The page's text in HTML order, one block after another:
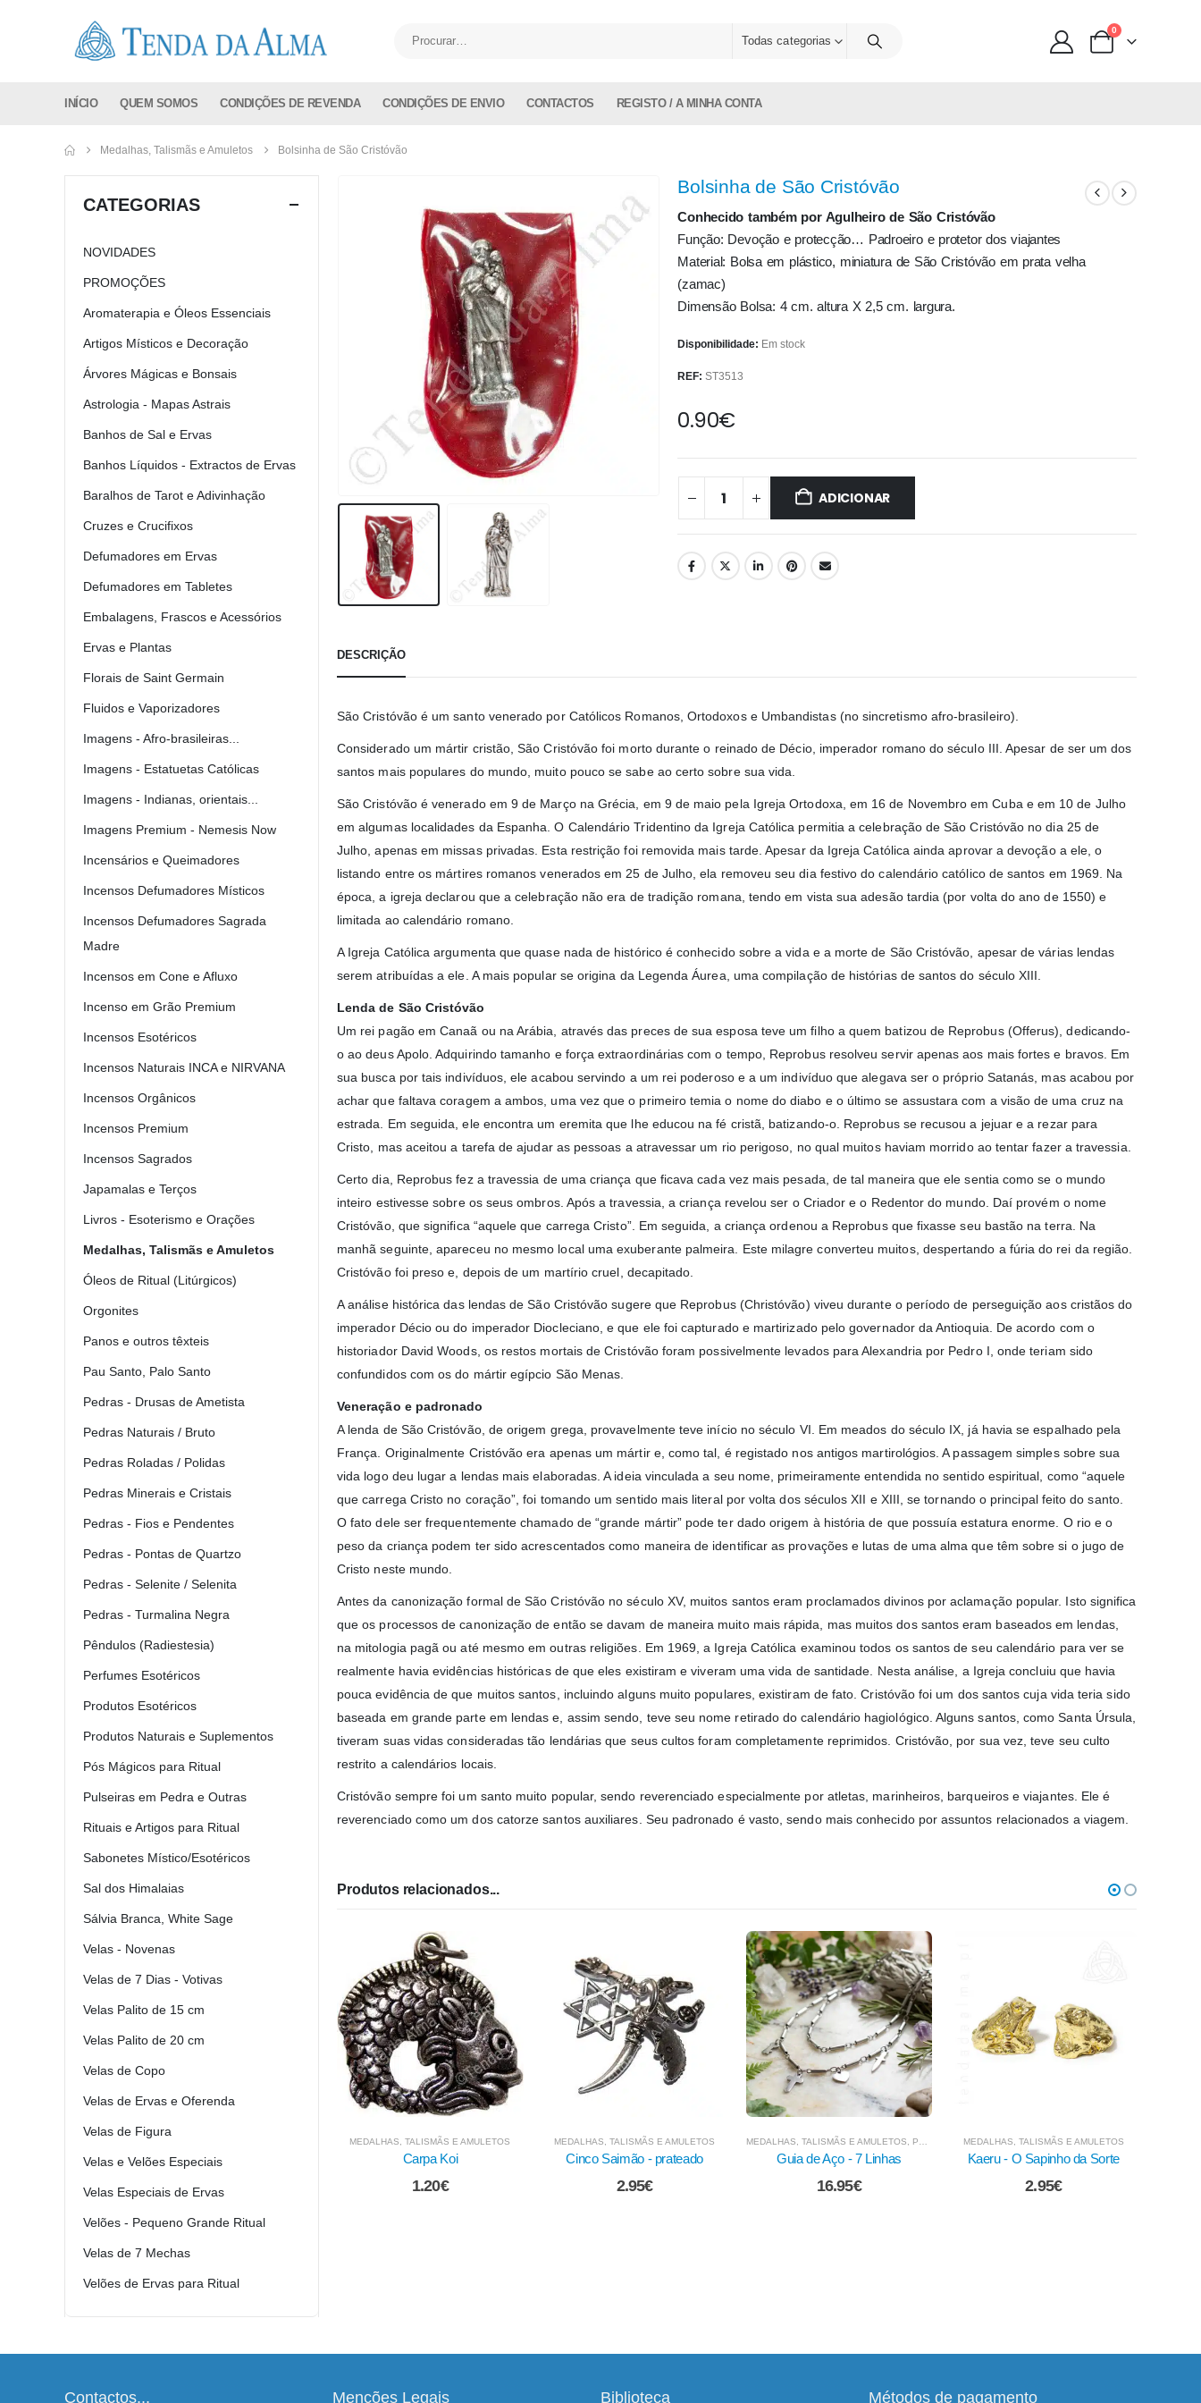
Todas categorias
0
INÍCIO QUEM SOMOS CONDIÇÕES DE REVENDA CONDIÇÕES DE ENVIO CONTACTOS REGISTO / A MINHA CONTA
Medalhas, Talismãs e Amuletos Bolsinha de São Cristóvão
Bolsinha de São Cristóvão
Conhecido também por Agulheiro de São Cristóvão
Função: Devoção e protecção… Padroeiro e protetor dos viajantes
Material: Bolsa em plástico, miniatura de São Cristóvão em prata velha
(zamac)
Dimensão Bolsa: 4 cm. altura X 2,5 cm. largura.
Disponibilidade: Em stock
REF:ST3513
0.90€
ADICIONAR
DESCRIÇÃO
São Cristóvão é um santo venerado por Católicos Romanos, Ortodoxos e Umbandistas (no sincretismo afro-brasileiro).
Considerado um mártir cristão, São Cristóvão foi morto durante o reinado de Décio, imperador romano do século III. Apesar de ser um dos
santos mais populares do mundo, muito pouco se sabe ao certo sobre sua vida.
São Cristóvão é venerado em 9 de Março na Grécia, em 9 de maio pela Igreja Ortodoxa, em 16 de Novembro em Cuba e em 10 de Julho
em algumas localidades da Espanha. O Calendário Tridentino da Igreja Católica permitia a celebração de São Cristóvão no dia 25 de
Julho, apenas em missas privadas. Esta restrição foi removida mais tarde. Apesar da Igreja Católica ainda aprovar a devoção a ele, o
listando entre os mártires romanos venerados em 25 de Julho, ela removeu seu dia festivo do calendário católico de santos em 1969. Na
época, a igreja declarou que a celebração não era de tradição romana, tendo em vista sua adesão tardia (por volta do ano de 1550) e
limitada ao calendário romano.
A Igreja Católica argumenta que quase nada de histórico é conhecido sobre a vida e a morte de São Cristóvão, apesar de várias lendas
serem atribuídas a ele. A mais popular se origina da Legenda Áurea, uma compilação de histórias de santos do século XIII.
Lenda de São Cristóvão
Um rei pagão em Canaã ou na Arábia, através das preces de sua esposa teve um filho a quem batizou de Reprobus (Offerus), dedicando-
o ao deus Apolo. Adquirindo tamanho e força extraordinárias com o tempo, Reprobus resolveu servir apenas aos mais fortes e bravos. Em
sua busca por tais indivíduos, ele acabou servindo a um rei poderoso e a um indivíduo que alegava ser o próprio Satanás, mas acabou por
achar que faltava coragem a ambos, uma vez que o primeiro temia o nome do diabo e o último se assustara com a visão de uma cruz na
estrada. Em seguida, ele encontra um eremita que lhe educou na fé cristã, batizando-o. Reprobus se recusou a jejuar e a rezar para
Cristo, mas aceitou a tarefa de ajudar as pessoas a atravessar um rio perigoso, no qual muitos haviam morrido ao tentar fazer a travessia.
Certo dia, Reprobus fez a travessia de uma criança que ficava cada vez mais pesada, de tal maneira que ele sentia como se o mundo
inteiro estivesse sobre os seus ombros. Após a travessia, a criança revelou ser o Criador e o Redentor do mundo. Daí provém o nome
Cristóvão, que significa “aquele que carrega Cristo”. Em seguida, a criança ordenou a Reprobus que fixasse seu bastão na terra. Na
manhã seguinte, apareceu no mesmo local uma exuberante palmeira. Este milagre converteu muitos, despertando a fúria do rei da região.
Cristóvão foi preso e, depois de um martírio cruel, decapitado.
A análise histórica das lendas de São Cristóvão sugere que Reprobus (Christóvão) viveu durante o período de perseguição aos cristãos do
imperador Décio ou do imperador Diocleciano, e que ele foi capturado e martirizado pelo governador da Antioquia. De acordo com o
historiador David Woods, os restos mortais de Cristóvão foram possivelmente levados para Alexandria por Pedro I, onde teriam sido
confundidos com os do mártir egípcio São Menas.
Veneração e padronado
A lenda de São Cristóvão, de origem grega, provavelmente teve início no século VI. Em meados do século IX, já havia se espalhado pela
França. Originalmente Cristóvão era apenas um mártir e, como tal, é registado nos antigos martirológios. A passagem simples sobre sua
vida logo deu lugar a lendas mais elaboradas. A ideia vinculada a seu nome, primeiramente entendida no sentido espiritual, como “aquele
que carrega Cristo no coração”, foi tomando um sentido mais literal por volta dos séculos XII e XIII, se tornando o principal feito do santo.
O fato dele ser frequentemente chamado de “grande mártir” pode ter dado origem à história de que possuía estatura enorme. O rio e o
peso da criança podem ter sido acrescentados como maneira de identificar as provações e lutas de uma alma que têm sobre si o jugo de
Cristo neste mundo.
Antes da canonização formal de São Cristóvão no século XV, muitos santos eram proclamados divinos por aclamação popular. Isto significa
que os processos de canonização de então se davam de maneira muito mais rápida, mas muitos dos santos eram baseados em lendas,
na mitologia pagã ou até mesmo em outras religiões. Em 1969, a Igreja Católica examinou todos os santos de seu calendário para ver se
realmente havia evidências históricas de que eles existiram e viveram uma vida de santidade. Nesta análise, a Igreja concluiu que havia
pouca evidência de que muitos santos, incluindo alguns muito populares, existiram de fato. Cristóvão foi um dos santos cuja vida teria sido
baseada em grande parte em lendas e, assim sendo, teve seu nome retirado do calendário hagiológico. Alguns santos, como Santa Úrsula,
tiveram suas vidas consideradas tão lendárias que seus cultos foram completamente reprimidos. Cristóvão, por sua vez, teve seu culto
restrito a calendários locais.
Cristóvão sempre foi um santo muito popular, sendo reverenciado especialmente por atletas, marinheiros, barqueiros e viajantes. Ele é
reverenciado como um dos catorze santos auxiliares. Seu padronado é vasto, sendo mais conhecido por assuntos relacionados a viagem.
Produtos relacionados...
Carpa Koi
1.20
MEDALHAS, TALISMÃS E AMULETOS
Cinco Saimão - prateado
2.95€
MEDALHAS, TALISMÃS E AMULETOS,PRODUTOS ESOTÉRICOS ,RITUAIS E ARTIGOS PARA RITUAL
Guia de Aço - 7 Linhas
16.95€
MEDALHAS, TALISMÃS E AMULETOS
Kaeru - O Sapinho da Sorte
2.95€
MEDALHAS, TALISMÃS E AMULETOS
Materializador Energético de
CATEGORIAS
NOVIDADES
PROMOÇÕES
Aromaterapia e Óleos Essenciais
Artigos Místicos e Decoração
Árvores Mágicas e Bonsais
Astrologia - Mapas Astrais
Banhos de Sal e Ervas
Banhos Líquidos - Extractos de Ervas
Baralhos de Tarot e Adivinhação
Cruzes e Crucifixos
Defumadores em Ervas
Defumadores em Tabletes
Embalagens, Frascos e Acessórios
Ervas e Plantas
Florais de Saint Germain
Fluidos e Vaporizadores
Imagens - Afro-brasileiras...
Imagens - Estatuetas Católicas
Imagens - Indianas, orientais...
Imagens Premium - Nemesis Now
Incensários e Queimadores
Incensos Defumadores Místicos
Incensos Defumadores Sagrada
Madre
Incensos em Cone e Afluxo
Incenso em Grão Premium
Incensos Esotéricos
Incensos Naturais INCA e NIRVANA
Incensos Orgânicos
Incensos Premium
Incensos Sagrados
Japamalas e Terços
Livros - Esoterismo e Orações
Medalhas, Talismãs e Amuletos
Óleos de Ritual (Litúrgicos)
Orgonites
Panos e outros têxteis
Pau Santo, Palo Santo
Pedras - Drusas de Ametista
Pedras Naturais / Bruto
Pedras Roladas / Polidas
Pedras Minerais e Cristais
Pedras - Fios e Pendentes
Pedras - Pontas de Quartzo
Pedras - Selenite / Selenita
Pedras - Turmalina Negra
Pêndulos (Radiestesia)
Perfumes Esotéricos
Produtos Esotéricos
Produtos Naturais e Suplementos
Pós Mágicos para Ritual
Pulseiras em Pedra e Outras
Rituais e Artigos para Ritual
Sabonetes Místico/Esotéricos
Sal dos Himalaias
Sálvia Branca, White Sage
Velas - Novenas
Velas de 7 Dias - Votivas
Velas Palito de 15 cm
Velas Palito de 20 cm
Velas de Copo
Velas de Ervas e Oferenda
Velas de Figura
Velas e Velões Especiais
Velas Especiais de Ervas
Velões - Pequeno Grande Ritual
Velas de 7 Mechas
Velões de Ervas para Ritual
Contactos... Menções Legais Biblioteca Métodos de pagamento